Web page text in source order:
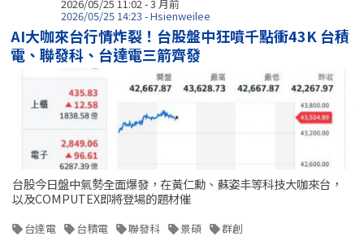
2026/05/25 11:02 - 3 月前
2026/05/25 14:23 - Hsienweilee
AI大咖來台行情炸裂！台股盤中狂噴千點衝43K 台積
電、聯發科、台達電三箭齊發
台股今日盤中氣勢全面爆發，在黃仁勳、蘇姿丰等科技大咖來台，
以及COMPUTEX即將登場的題材催
台達電 台積電 聯發科 景碩 群創